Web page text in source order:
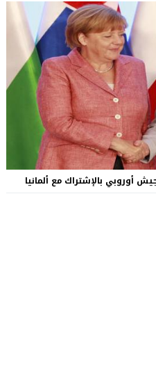
أوروبي بالإشتراك مع ألمانيا